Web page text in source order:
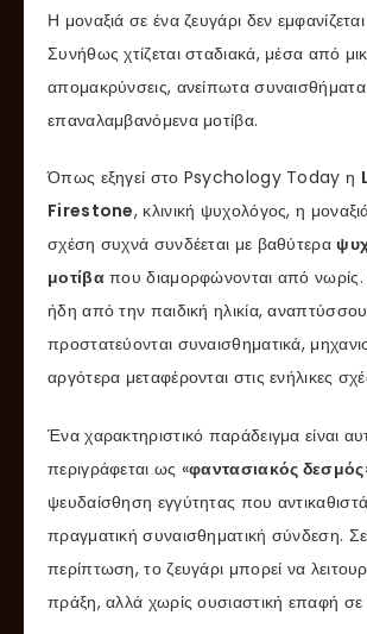
Η μοναξιά σε ένα ζευγάρι δεν
Συνήθως χτίζεται σταδιακά, μέσα από
απομακρύνσεις, ανείπωτα συναισθήματα
επαναλαμβανόμενα μοτίβα.
Όπως εξηγεί στο Psychology Today η
Firestone, κλινική ψυχολόγος, η
σχέση συχνά συνδέεται με βαθύτερα
μοτίβαπου διαμορφώνονται από
ήδη από την παιδική ηλικία,
προστατεύονται συναισθηματικά,
αργότερα μεταφέρονται στις ενήλικες
Ένα χαρακτηριστικό παράδειγμα είναι
περιγράφεται ως «φαντασιακός δεσμός
ψευδαίσθηση εγγύτητας που
πραγματική συναισθηματική σύνδεση.
περίπτωση, το ζευγάρι μπορεί να
πράξη, αλλά χωρίς ουσιαστική επαφή